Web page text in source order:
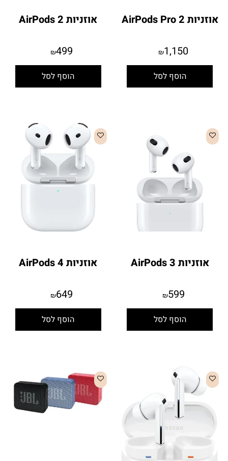
אוזניות AirPods Pro 2
₪1,150
הוסף לסל
אוזניות AirPods 2
₪499
הוסף לסל
אוזניות AirPods 3
₪599
הוסף לסל
אוזניות AirPods 4
₪649
הוסף לסל